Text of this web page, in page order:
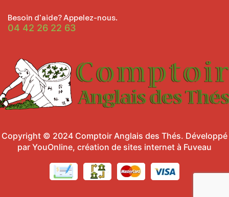
Besoin d'aide? Appelez-nous.
04 42 26 22 63
Copyright © 2024 Comptoir Anglais des Thés. Développé
par YouOnline, création de sites internet à Fuveau